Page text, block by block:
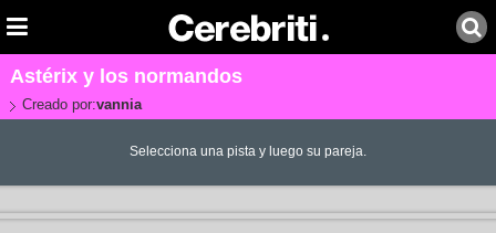
Astérix y los normandos
Creado por:vannia
Selecciona una pista y luego su pareja.